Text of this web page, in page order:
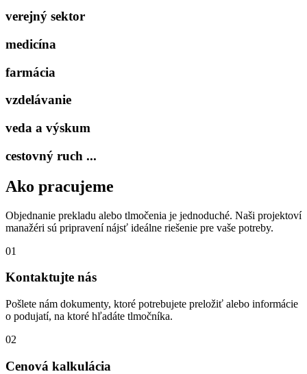
verejný sektor
medicína
farmácia
vzdelávanie
veda a výskum
cestovný ruch ...
Ako pracujeme
Objednanie prekladu alebo tlmočenia je jednoduché. Naši projektoví
manažéri sú pripravení nájsť ideálne riešenie pre vaše potreby.
01
Kontaktujte nás
Pošlete nám dokumenty, ktoré potrebujete preložiť alebo informácie
o podujatí, na ktoré hľadáte tlmočníka.
02
Cenová kalkulácia